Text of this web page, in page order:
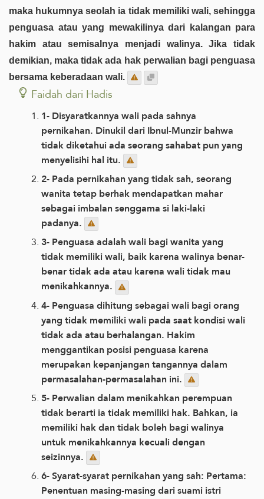
maka hukumnya seolah ia tidak memiliki wali, sehingga
penguasa atau yang mewakilinya dari kalangan para
hakim atau semisalnya menjadi walinya. Jika tidak
demikian, maka tidak ada hak perwalian bagi penguasa
bersama keberadaan wali.
Faidah dari Hadis
1- Disyaratkannya wali pada sahnya
pernikahan. Dinukil dari Ibnul-Munzir bahwa
tidak diketahui ada seorang sahabat pun yang
menyelisihi hal itu.
2- Pada pernikahan yang tidak sah, seorang
wanita tetap berhak mendapatkan mahar
sebagai imbalan senggama si laki-laki
padanya.
3- Penguasa adalah wali bagi wanita yang
tidak memiliki wali, baik karena walinya benar-
benar tidak ada atau karena wali tidak mau
menikahkannya.
4- Penguasa dihitung sebagai wali bagi orang
yang tidak memiliki wali pada saat kondisi wali
tidak ada atau berhalangan. Hakim
menggantikan posisi penguasa karena
merupakan kepanjangan tangannya dalam
permasalahan-permasalahan ini.
5- Perwalian dalam menikahkan perempuan
tidak berarti ia tidak memiliki hak. Bahkan, ia
memiliki hak dan tidak boleh bagi walinya
untuk menikahkannya kecuali dengan
seizinnya.
6- Syarat-syarat pernikahan yang sah: Pertama:
Penentuan masing-masing dari suami istri